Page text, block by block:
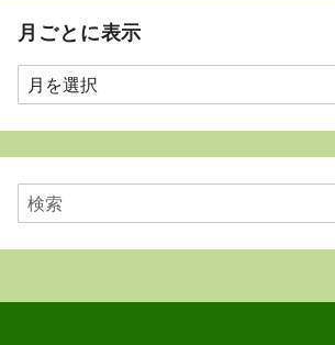
月ごとに表示
月
ご
と
表
示